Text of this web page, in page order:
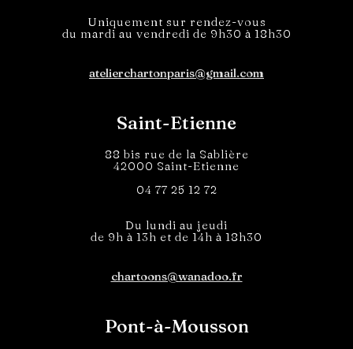
Uniquement sur rendez-vous
du mardi au vendredi de 9h30 à 18h30
atelierchartonparis@gmail.com
Saint-Etienne
88 bis rue de la Sablière
42000 Saint-Etienne
04 77 25 12 72
Du lundi au jeudi
de 9h à 13h et de 14h à 18h30
chartoons@wanadoo.fr
Pont-à-Mousson